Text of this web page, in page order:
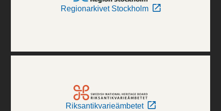
Regionarkivet Stockholm
Riksantikvarieämbetet